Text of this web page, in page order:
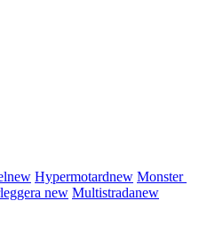
new Hypermotardnew Monster
new Multistradanew